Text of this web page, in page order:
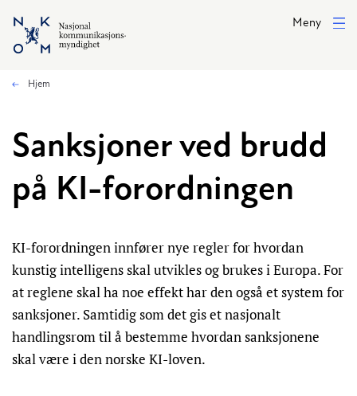
Hopp til hovedinnhold
Meny
Hjem
Sanksjoner ved brudd
på KI-forordningen
KI-forordningen innfører nye regler for hvordan
kunstig intelligens skal utvikles og brukes i Europa. For
at reglene skal ha noe effekt har den også et system for
sanksjoner. Samtidig som det gis et nasjonalt
handlingsrom til å bestemme hvordan sanksjonene
skal være i den norske KI-loven.